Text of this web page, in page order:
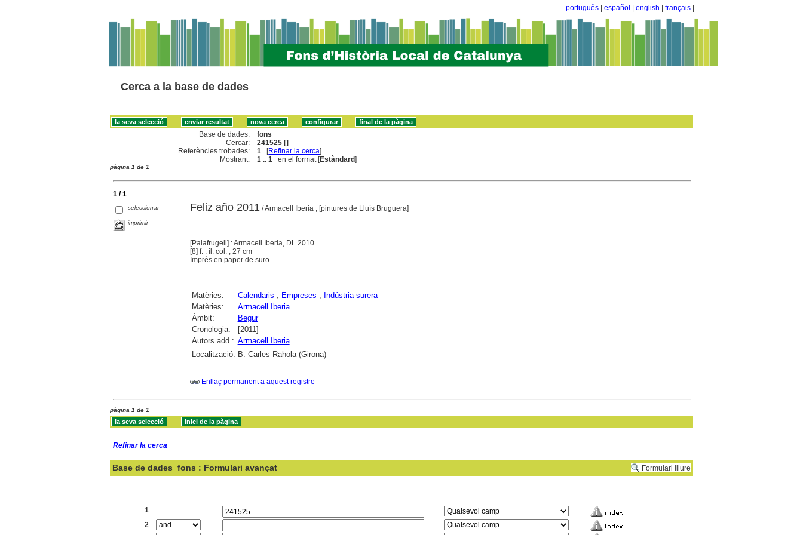
português español english français
Cerca a la base de dades
Base de dades:
fons
Cercar:
241525 []
Referències trobades:
1 [Refinar la cerca]
Mostrant:
1 .. 1 en el format [Estàndard]
pàgina 1 de 1
1 / 1
seleccionar
imprimir
Feliz año 2011/ Armacell Iberia ; [pintures de Lluís Bruguera]
[Palafrugell] : Armacell Iberia, DL 2010
[8] f. : il. col. ; 27 cm
Imprès en paper de suro.
Matèries: Calendaris ; Empreses ; Indústria surera
Matèries:
Armacell Iberia
Àmbit:
Begur
Cronologia:
[2011]
Autors add.: Armacell Iberia
Localització: B. Carles Rahola (Girona)
Enllaç permanent a aquest registre
pàgina 1 de 1
Refinar la cerca
Base de dades fons : Formulari avançat Formulari lliure
1
2